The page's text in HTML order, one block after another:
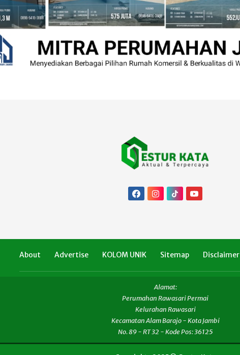
About Advertise KOLOM UNIK Sitemap Disclaimer
Alamat:
Perumahan Rawasari Permai
Kelurahan Rawasari
Kecamatan Alam Barajo - Kota Jambi
No. 89 - RT 32 - Kode Pos: 36125